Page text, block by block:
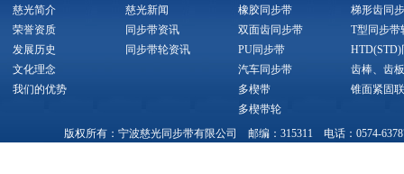
慈光简介
荣誉资质
发展历史
文化理念
我们的优势
慈光新闻
同步带资讯
同步带轮资讯
橡胶同步带
双面齿同步带
PU同步带
汽车同步带
多楔带
多楔带轮
梯形齿同
T型同步带
齿棒、齿板
锥面紧固
版权所有：宁波慈光同步带有限公司 邮编：315311 电话：0574-